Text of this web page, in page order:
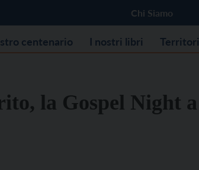
Chi Siamo
centenario I nostri libri Territori
la Gospel Night a